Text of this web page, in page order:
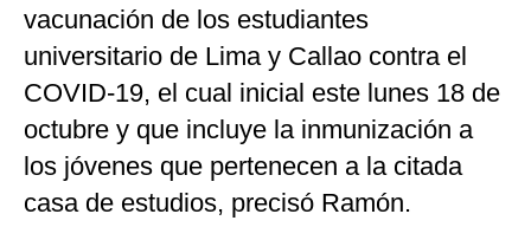
vacunación de los estudiantes
universitario de Lima y Callao contra el
COVID-19, el cual inicial este lunes 18 de
octubre y que incluye la inmunización a
los jóvenes que pertenecen a la citada
casa de estudios, precisó Ramón.